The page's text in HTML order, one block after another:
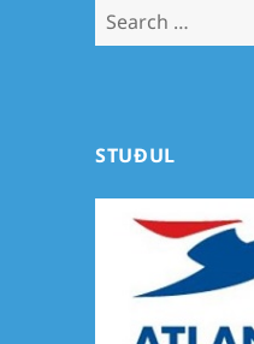
Search
for:
STUÐUL